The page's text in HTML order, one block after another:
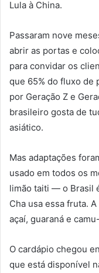
Lula à China.
Passaram nove
abrir as portas e
para convidar os
que 65% do fluxo de
por Geração Z e
brasileiro gosta de
asiático.
Mas adaptações
usado em todos os
limão taiti — o Brasil
Cha usa essa fruta.
açaí, guaraná e
O cardápio chegou
que está disponível